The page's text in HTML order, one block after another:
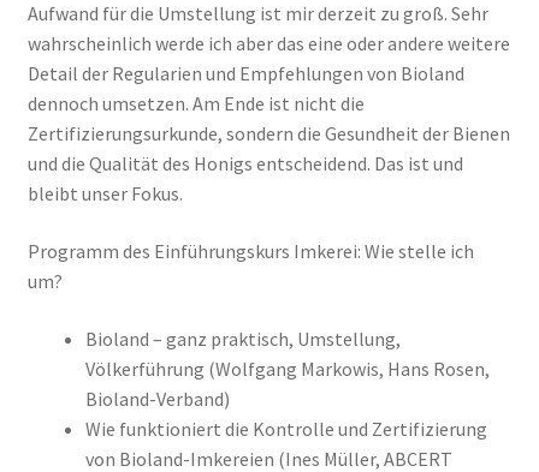
Aufwand für die Umstellung ist mir derzeit zu groß. Sehr
wahrscheinlich werde ich aber das eine oder andere weitere
Detail der Regularien und Empfehlungen von Bioland
dennoch umsetzen. Am Ende ist nicht die
Zertifizierungsurkunde, sondern die Gesundheit der Bienen
und die Qualität des Honigs entscheidend. Das ist und
bleibt unser Fokus.
Programm des Einführungskurs Imkerei: Wie stelle ich
um?
Bioland – ganz praktisch, Umstellung,
Völkerführung (Wolfgang Markowis, Hans Rosen,
Bioland-Verband)
Wie funktioniert die Kontrolle und Zertifizierung
von Bioland-Imkereien (Ines Müller, ABCERT